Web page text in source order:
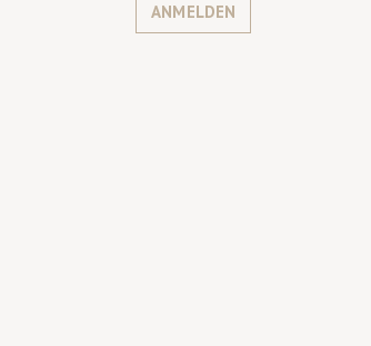
ANMELDEN